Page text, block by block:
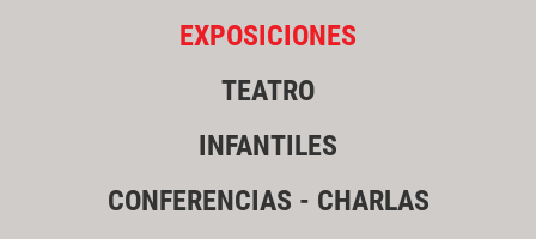
EXPOSICIONES
TEATRO
INFANTILES
CONFERENCIAS - CHARLAS